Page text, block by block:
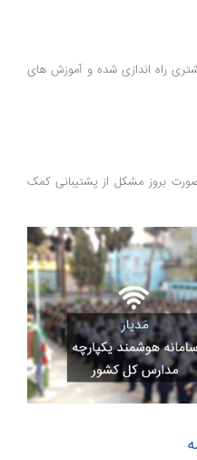
راه اندازی شده و آموزش های
صورت بروز مشکل از پشتیبانی کمک